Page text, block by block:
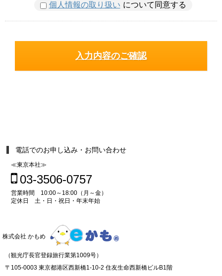
個人情報の取り扱い について同意する
電話でのお申し込み・お問い合わせ
≪東京本社≫
03-3506-0757
営業時間 10:00～18:00（月～金）
定休日 土・日・祝日・年末年始
株式会社 かもめ
（観光庁長官登録旅行業第1009号）
〒105-0003 東京都港区西新橋1-10-2 住友生命西新橋ビルB1階